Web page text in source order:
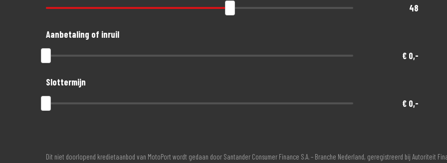
48
Aanbetaling of inruil
€ 0,-
Slottermijn
€ 0,-
Dit niet doorlopend kredietaanbod van MotoPort wordt gedaan door Santander Consumer Finance S.A. – Branche Nederland, geregistreerd bij Autoriteit